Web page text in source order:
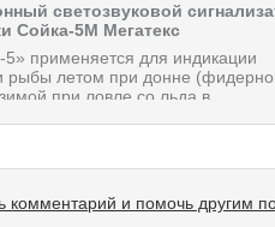
светозвуковой
Сойка-5М Мегатекс
5» применяется для индикации
рыбы летом при донне
при ловле со льда в...
комментарий и помочь другим